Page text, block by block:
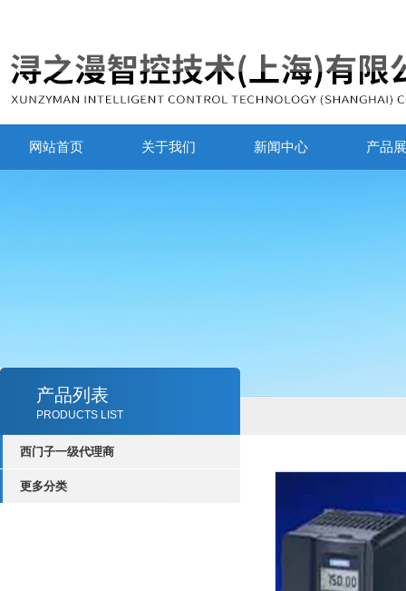
网站首页 关于我们 新闻中心 产品
产品列表
PRODUCTS LIST
西门子一级代理商
更多分类